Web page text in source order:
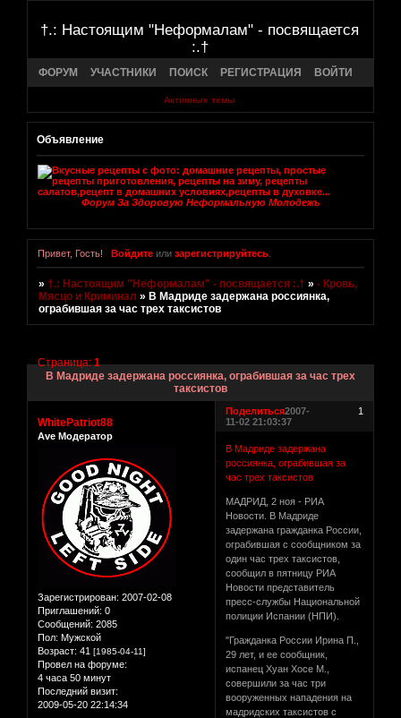
†.: Настоящим "Неформалам" - посвящается
:.†
ФОРУМ УЧАСТНИКИ ПОИСК РЕГИСТРАЦИЯ ВОЙТИ
Активные темы
Объявление
Форум За Здоровую Неформальную Молодежь
Привет, Гость! Войдитеили зарегистрируйтесь.
»†.: Настоящим "Неформалам" - посвящается :.† »- Кровь,
Мясцо и Криминал » В Мадриде задержана россиянка,
ограбившая за час трех таксистов
В Мадриде задержана россиянка, ограбившая за час трех
таксистов
Страница:1
Поделиться 1
2007-
11-02 21:03:37
WhitePatriot88
Ave Модератор
Зарегистрирован: 2007-02-08
Приглашений: 0
Сообщений: 2085
Пол: Мужской
Возраст: 41 [1985-04-11]
Провел на форуме:
4 часа 50 минут
Последний визит:
2009-05-20 22:14:34
В Мадриде задержана
россиянка, ограбившая за
час трех таксистов
МАДРИД, 2 ноя - РИА
Новости. В Мадриде
задержана гражданка России,
ограбившая с сообщником за
один час трех таксистов,
сообщил в пятницу РИА
Новости представитель
пресс-службы Национальной
полиции Испании (НПИ).
"Гражданка России Ирина П.,
29 лет, и ее сообщник,
испанец Хуан Хосе М.,
совершили за час три
вооруженных нападения на
мадридских таксистов с